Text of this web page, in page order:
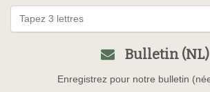
Bulletin (NL)
Enregistrez pour notre bulletin